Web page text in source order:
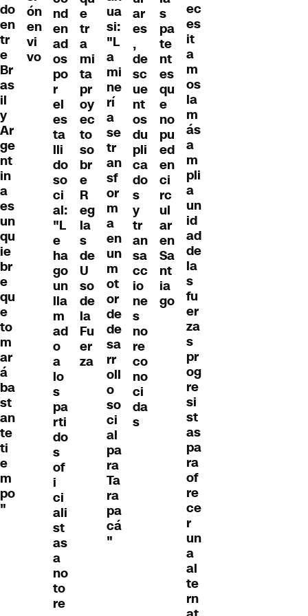
do
en
tr
e
Br
as
il
y
Ar
ge
nt
in
a
es
un
qu
ie
br
e
qu
e
to
m
ar
á
ba
st
an
te
ti
e
m
po
"
ón
en
vi
vo
nd
en
ad
os
po
r
el
es
ta
lli
do
so
ci
al:
"L
e
ha
go
un
lla
m
ad
o
a
lo
s
pa
rti
do
s
of
i
ci
ali
st
as
a
no
to
re
e
tr
a
mi
ta
pr
oy
ec
to
so
br
e
R
eg
la
s
de
U
so
de
la
Fu
er
za
ua
si:
"L
a
mi
ne
rí
a
se
tr
an
sf
or
m
a
en
un
m
ot
or
de
de
sa
rr
oll
o
so
ci
al
pa
ra
Ta
ra
pa
cá
"
ar
es
,
de
sc
ue
nt
os
du
pli
ca
do
s
y
tr
an
sa
cc
io
ne
s
no
re
co
no
ci
da
s
s
pa
te
nt
es
qu
e
no
pu
ed
en
ci
rc
ul
ar
en
Sa
nt
ia
go
ec
es
it
a
m
os
la
m
ás
a
m
pli
a
un
id
ad
de
la
s
fu
er
za
s
pr
og
re
si
st
as
pa
ra
of
re
ce
r
un
a
al
te
rn